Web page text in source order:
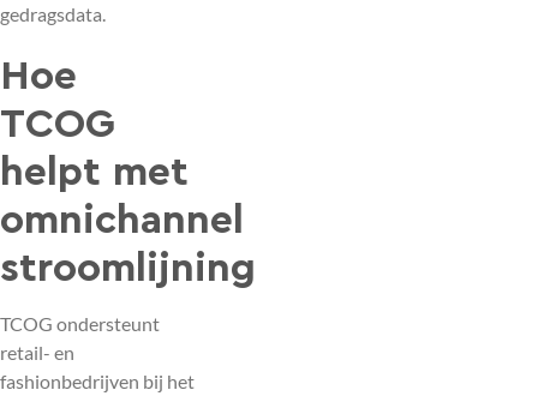
gedragsdata.
Hoe
TCOG
helpt met
omnichannel
stroomlijning
TCOG ondersteunt
retail- en
fashionbedrijven bij het